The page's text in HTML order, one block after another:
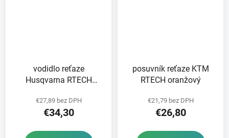
vodidlo reťaze
Husqvarna RTECH
€27,89 bez DPH
€34,30
posuvník reťaze KTM
RTECH oranžový
€21,79 bez DPH
€26,80